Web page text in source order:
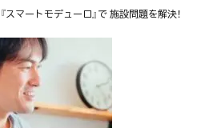
『スマートモデューロ』で 施設問題を解決！